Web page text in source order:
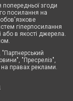
попередньої згоди
посилання на
гіперпосилання
або в якості джерела.
"Пресреліз",
правах реклами.